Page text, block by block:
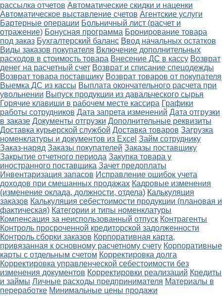
рассылка отчетов Автоматические скидки и наценки
Автоматическое выставление счетов Агентские услуги
Бартерные операции Больничный лист (расчет и
отражение) Бонусная программа Бронирование товара
под заказ Бухгалтерский баланс Ввод начальных остатков
Виды заказов покупателя Включение дополнительных
расходов в стоимость товара Внесение ДС в кассу Возврат
денег на расчетный счет Возврат и списание спецодежды
Возврат товара поставщику Возврат товаров от покупателя
Выемка ДС из кассы Выплата окончательного расчета при
увольнении Выпуск продукции из давальческого сырья
Горячие клавиши в рабочем месте кассира Графики
работы сотрудников Дата запрета изменений Дата отгрузки
в заказе Документы отгрузки Дополнительные реквизиты
Доставка курьерской службой Доставка товаров Загрузка
номенклатуры и документов из Excel Займ сотруднику
Заказ-наряд Заказы покупателей Заказы поставщику
Закрытие отчетного периода Закупка товара у
иностранного поставщика Зачет предоплаты
Инвентаризация запасов Исправление ошибок учета
доходов при смешанных продажах Кадровые изменения
(изменение оклада, должности, отдела) Калькуляция
заказов Калькуляция себестоимости продукции (плановая и
фактическая) Категории и типы номенклатуры
Компенсация за неиспользованный отпуск Контрагенты
Контроль просроченной кредиторской задолженности
Контроль сборки заказов Корпоративная карта,
привязанная к основному расчетному счету Корпоративные
карты с отдельным счетом Корректировка долга
Корректировка управленческой себестоимости без
изменения документов Корректировки реализаций Кредиты
и займы Личные расходы предпринимателя Материалы в
переработке Минимальные цены продажи